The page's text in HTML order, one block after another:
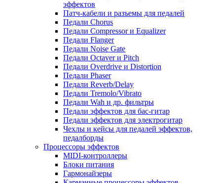
эффектов
Патч-кабели и разъемы для педалей
Педали Chorus
Педали Compressor и Equalizer
Педали Flanger
Педали Noise Gate
Педали Octaver и Pitch
Педали Overdrive и Distortion
Педали Phaser
Педали Reverb/Delay
Педали Tremolo/Vibrato
Педали Wah и др. фильтры
Педали эффектов для бас-гитар
Педали эффектов для электрогитар
Чехлы и кейсы для педалей эффектов,
педалборды
Процессоры эффектов
MIDI-контроллеры
Блоки питания
Гармонайзеры